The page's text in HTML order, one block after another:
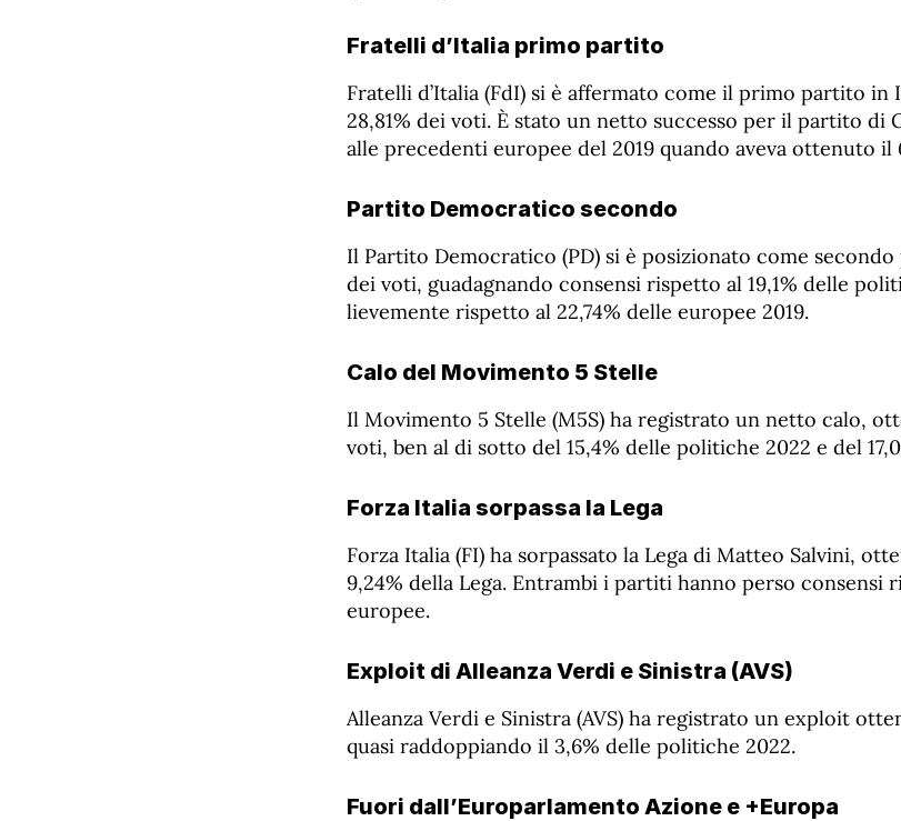
Fratelli d’Italia primo partito
Fratelli d’Italia (FdI) si è affermato come il primo partito
28,81% dei voti. È stato un netto successo per il partito di
alle precedenti europee del 2019 quando aveva ottenuto il
Partito Democratico secondo
Il Partito Democratico (PD) si è posizionato come
dei voti, guadagnando consensi rispetto al 19,1% delle
lievemente rispetto al 22,74% delle europee 2019.
Calo del Movimento 5 Stelle
Il Movimento 5 Stelle (M5S) ha registrato un netto calo,
voti, ben al di sotto del 15,4% delle politiche 2022 e del
Forza Italia sorpassa la Lega
Forza Italia (FI) ha sorpassato la Lega di Matteo Salvini,
9,24% della Lega. Entrambi i partiti hanno perso consensi
europee.
Exploit di Alleanza Verdi e Sinistra (AVS)
Alleanza Verdi e Sinistra (AVS) ha registrato un exploit
quasi raddoppiando il 3,6% delle politiche 2022.
Fuori dall’Europarlamento Azione e +Europa